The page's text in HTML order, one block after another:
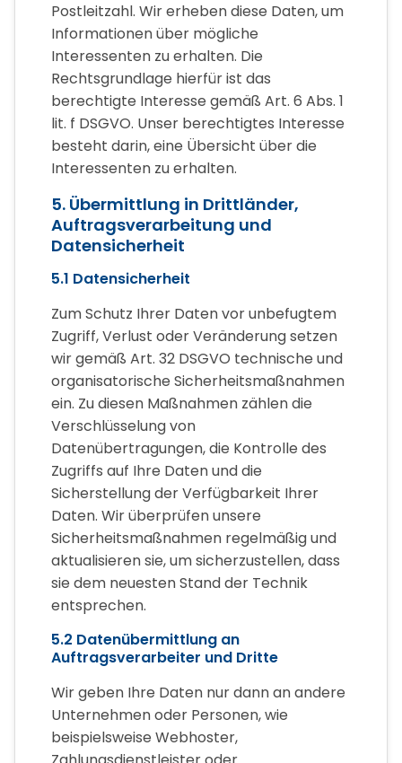
Postleitzahl. Wir erheben diese Daten, um
Informationen über mögliche
Interessenten zu erhalten. Die
Rechtsgrundlage hierfür ist das
berechtigte Interesse gemäß Art. 6 Abs. 1
lit. f DSGVO. Unser berechtigtes Interesse
besteht darin, eine Übersicht über die
Interessenten zu erhalten.
5. Übermittlung in Drittländer,
Auftragsverarbeitung und
Datensicherheit
5.1 Datensicherheit
Zum Schutz Ihrer Daten vor unbefugtem
Zugriff, Verlust oder Veränderung setzen
wir gemäß Art. 32 DSGVO technische und
organisatorische Sicherheitsmaßnahmen
ein. Zu diesen Maßnahmen zählen die
Verschlüsselung von
Datenübertragungen, die Kontrolle des
Zugriffs auf Ihre Daten und die
Sicherstellung der Verfügbarkeit Ihrer
Daten. Wir überprüfen unsere
Sicherheitsmaßnahmen regelmäßig und
aktualisieren sie, um sicherzustellen, dass
sie dem neuesten Stand der Technik
entsprechen.
5.2 Datenübermittlung an
Auftragsverarbeiter und Dritte
Wir geben Ihre Daten nur dann an andere
Unternehmen oder Personen, wie
beispielsweise Webhoster,